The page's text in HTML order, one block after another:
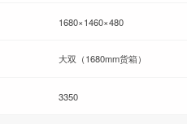
1680×1460×480
大双（1680mm货箱）
3350